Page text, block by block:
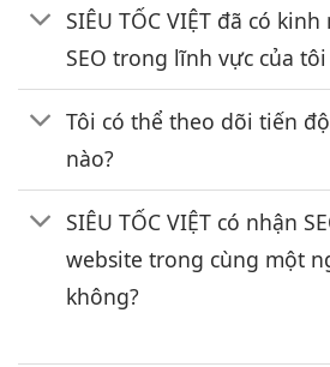
SIÊU TỐC VIỆT đã có
SEO trong lĩnh vực của tôi
Tôi có thể theo dõi tiến
nào?
SIÊU TỐC VIỆT có nhận
website trong cùng một
không?